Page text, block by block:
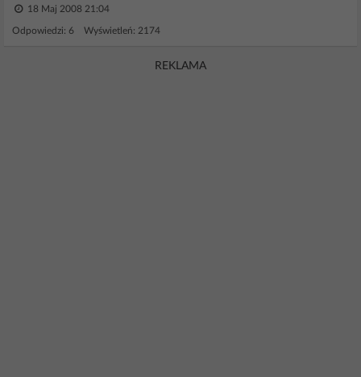
18 Maj 2008 21:04
Odpowiedzi: 6 Wyświetleń: 2174
REKLAMA